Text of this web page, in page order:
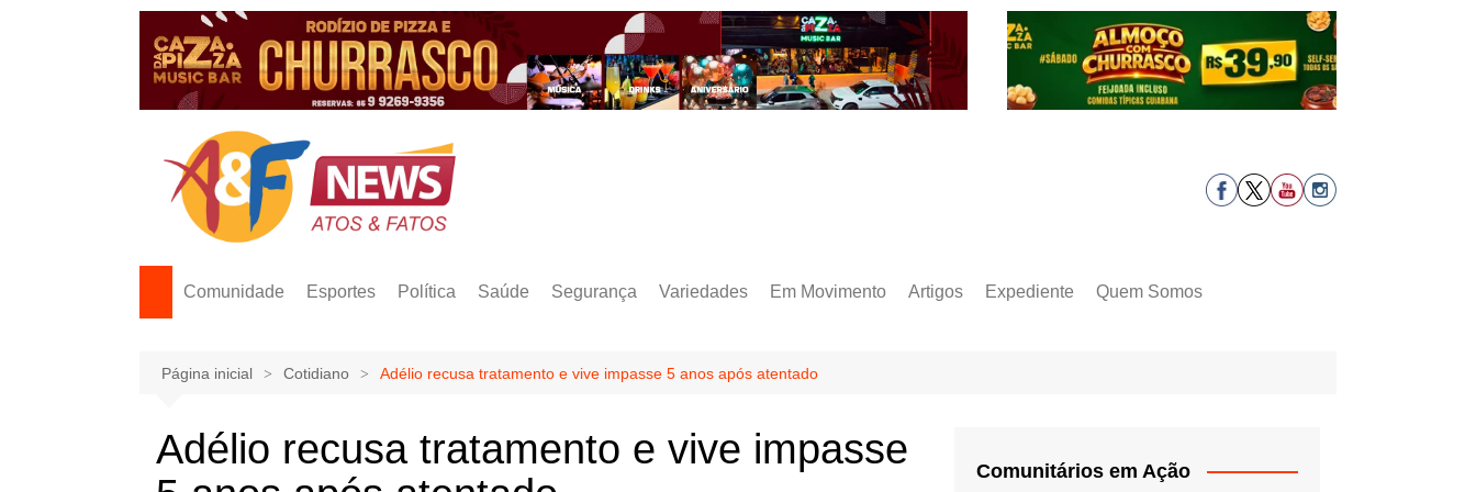
Comunidade Esportes Política Saúde Segurança Variedades Em Movimento Artigos Expediente Quem Somos
Página inicial Cotidiano Adélio recusa tratamento e vive impasse 5 anos após atentado
Adélio recusa tratamento e vive impasse
Comunitários em Ação